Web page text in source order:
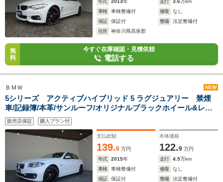
年式
2013年 走行 3.6万km
車検
車検整備付 修復
なし
保証
保証付 整備
法定整備付
住所
神奈川県高座郡
無
料
今すぐ在庫確認・見積依頼
電話する
ＢＭＷ NEW
5シリーズ アクティブハイブリッド 5 ラグジュアリー 禁煙
車/記録簿/本革/サンルーフ/オリジナルブラックホイール&レッ
ドキャリパー/ナビ地デジ/Bluetooth/バックカメラ/LED/ETC/ス
マートキー/スペアキー/シートヒーター/ACC/インテリジェント
セーフティ/BSM/LDW/
販売店保証 購入プラン付
支払総額
139.8 万円
本体価格
122.9 万円
年式
2015年 走行 4.5万km
車検
車検整備付 修復
なし
保証
保証付 整備
法定整備付